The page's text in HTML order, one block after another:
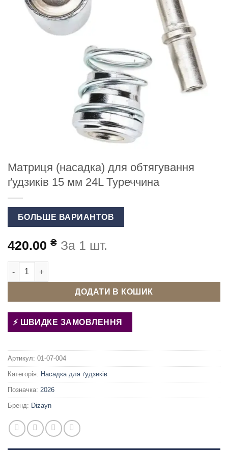
Матриця (насадка) для обтягування
ґудзиків 15 мм 24L Туреччина
БОЛЬШЕ ВАРИАНТОВ
420.00 ₴ За 1 шт.
Матриця (насадка) для обтягування ґудзиків 15 мм 24L
ДОДАТИ В КОШИК
ШВИДКЕ ЗАМОВЛЕННЯ
Артикул: 01-07-004
Категорія: Насадка для ґудзиків
Позначка: 2026
Бренд: Dizayn